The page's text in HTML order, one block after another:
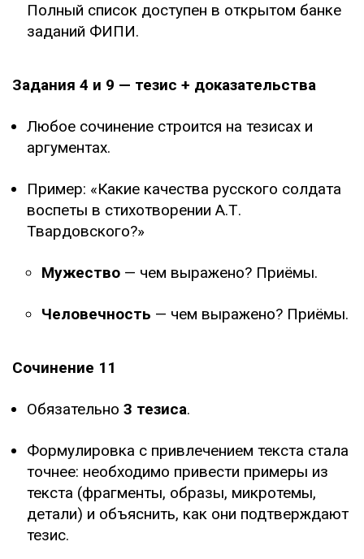
Полный список доступен в открытом банке
заданий ФИПИ.
Задания 4 и 9 — тезис + доказательства
Любое сочинение строится на тезисах и
аргументах.
Пример: «Какие качества русского солдата
воспеты в стихотворении А.Т.
Твардовского?»
Мужество — чем выражено? Приёмы.
Человечность — чем выражено? Приёмы.
Сочинение 11
Обязательно 3 тезиса.
Формулировка с привлечением текста стала
точнее: необходимо привести примеры из
текста (фрагменты, образы, микротемы,
детали) и объяснить, как они подтверждают
тезис.